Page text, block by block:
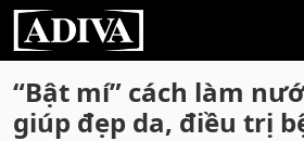
“Bật mí” cách làm
giúp đẹp da, điều trị